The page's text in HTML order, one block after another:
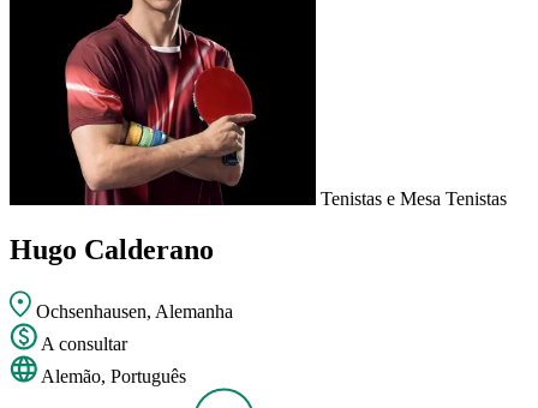
Tenistas e Mesa Tenistas
Hugo Calderano
Ochsenhausen, Alemanha
A consultar
Alemão, Português